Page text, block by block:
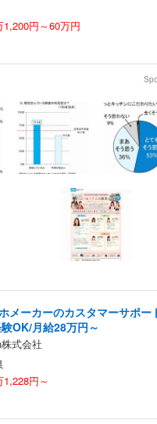
1,200円～60万円
メーカーのカスタマーサポー
OK/月給28万円～
式会社
1,228円～